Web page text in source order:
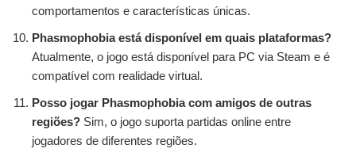
comportamentos e características únicas.
Phasmophobia está disponível em quais plataformas?
Atualmente, o jogo está disponível para PC via Steam e é
compatível com realidade virtual.
Posso jogar Phasmophobia com amigos de outras
regiões? Sim, o jogo suporta partidas online entre
jogadores de diferentes regiões.